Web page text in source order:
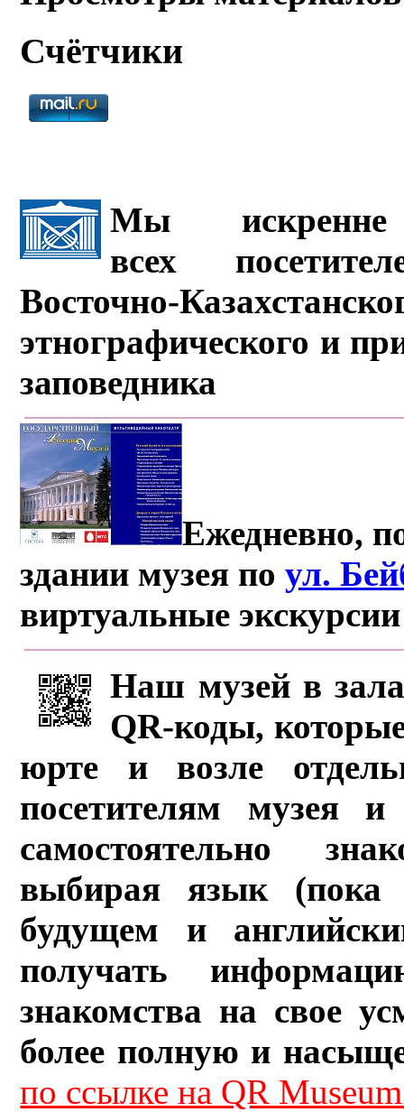
Счётчики
Мы искренне
всех
Восточно-
этнографического и
заповедника
Ежедневно,
здании музея поул.
виртуальные
Наш музей в
QR-коды,
юрте и возле
посетителям музея и
самостоятельно
выбирая язык (пока
будущем и
получать
знакомства на свое
более полную и
по ссылке на QR